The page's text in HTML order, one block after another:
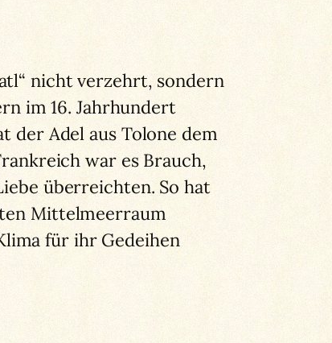
nicht verzehrt, sondern
im 16. Jahrhundert
der Adel aus Tolone dem
war es Brauch,
überreichten. So hat
Mittelmeerraum
für ihr Gedeihen